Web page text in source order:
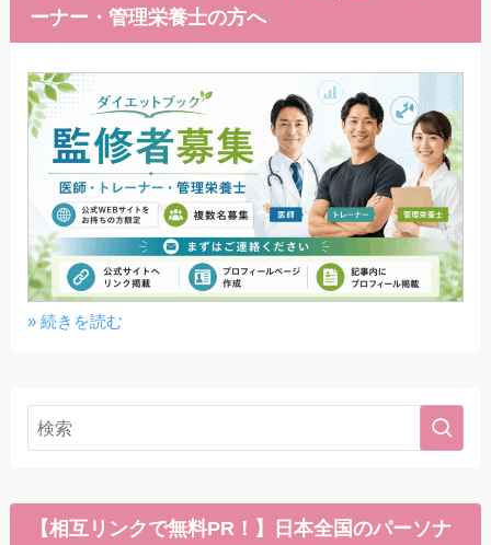
ーナー・管理栄養士の方へ
» 続きを読む
【相互リンクで無料PR！】日本全国のパーソナ